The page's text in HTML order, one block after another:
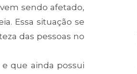
sendo afetado,
Essa situação se
das pessoas no
que ainda possui